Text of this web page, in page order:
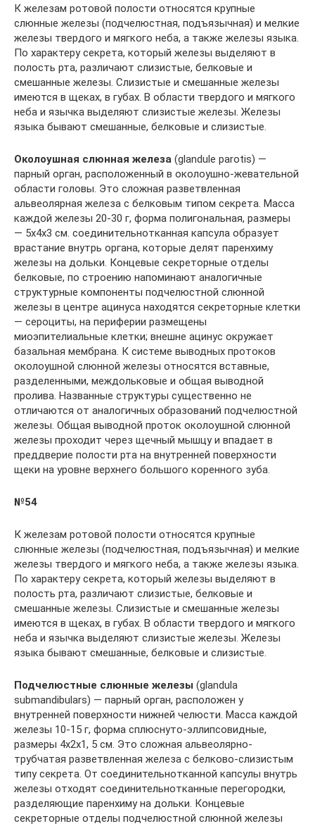
К железам ротовой полости относятся крупные
слюнные железы (подчелюстная, подъязычная) и мелкие
железы твердого и мягкого неба, а также железы языка.
По характеру секрета, который железы выделяют в
полость рта, различают слизистые, белковые и
смешанные железы. Слизистые и смешанные железы
имеются в щеках, в губах. В области твердого и мягкого
неба и язычка выделяют слизистые железы. Железы
языка бывают смешанные, белковые и слизистые.
Околоушная слюнная железа (glandule parotis) —
парный орган, расположенный в околоушно-жевательной
области головы. Это сложная разветвленная
альвеолярная железа с белковым типом секрета. Масса
каждой железы 20-30 г, форма полигональная, размеры
— 5x4x3 см. соединительнотканная капсула образует
врастание внутрь органа, которые делят паренхиму
железы на дольки. Концевые секреторные отделы
белковые, по строению напоминают аналогичные
структурные компоненты подчелюстной слюнной
железы в центре ацинуса находятся секреторные клетки
— сероциты, на периферии размещены
миоэпителиальные клетки; внешне ацинус окружает
базальная мембрана. К системе выводных протоков
околоушной слюнной железы относятся вставные,
разделенными, междольковые и общая выводной
пролива. Названные структуры существенно не
отличаются от аналогичных образований подчелюстной
железы. Общая выводной проток околоушной слюнной
железы проходит через щечный мышцу и впадает в
преддверие полости рта на внутренней поверхности
щеки на уровне верхнего большого коренного зуба.
№54
К железам ротовой полости относятся крупные
слюнные железы (подчелюстная, подъязычная) и мелкие
железы твердого и мягкого неба, а также железы языка.
По характеру секрета, который железы выделяют в
полость рта, различают слизистые, белковые и
смешанные железы. Слизистые и смешанные железы
имеются в щеках, в губах. В области твердого и мягкого
неба и язычка выделяют слизистые железы. Железы
языка бывают смешанные, белковые и слизистые.
Подчелюстные слюнные железы (glandula
submandibulars) — парный орган, расположен у
внутренней поверхности нижней челюсти. Масса каждой
железы 10-15 г, форма сплюснуто-эллипсовидные,
размеры 4x2x1, 5 см. Это сложная альвеолярно-
трубчатая разветвленная железа с белково-слизистым
типу секрета. От соединительнотканной капсулы внутрь
железы отходят соединительнотканные перегородки,
разделяющие паренхиму на дольки. Концевые
секреторные отделы подчелюстной слюнной железы